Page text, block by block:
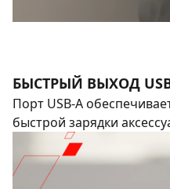
БЫСТРЫЙ ВЫХОД
Порт USB-A
быстрой зарядки